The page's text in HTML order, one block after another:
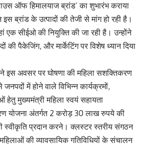
ऑफ हिमालयाज ब्रांड’ का शुभारंभ कराया
ब्रांड के उत्पादों की तेजी से मांग हो रही है।
एक सीईओ की नियुक्ति की जा रही है। उन्होंने
की पैकेजिंग, और मार्केटिंग पर विशेष ध्यान दिया
इस अवसर पर घोषणा की महिला सशक्तिकरण
जनपदों में होने वाले विभिन्न कार्यक्रमों,
हेतु मुख्यमंत्री महिला स्वयं सहायता
योजना अंतर्गत 2 करोड़ 30 लाख रुपये की
स्वीकृति प्रदान करने। क्लस्टर स्तरीय संगठन
की व्यावसायिक गतिविधियों के संचालन